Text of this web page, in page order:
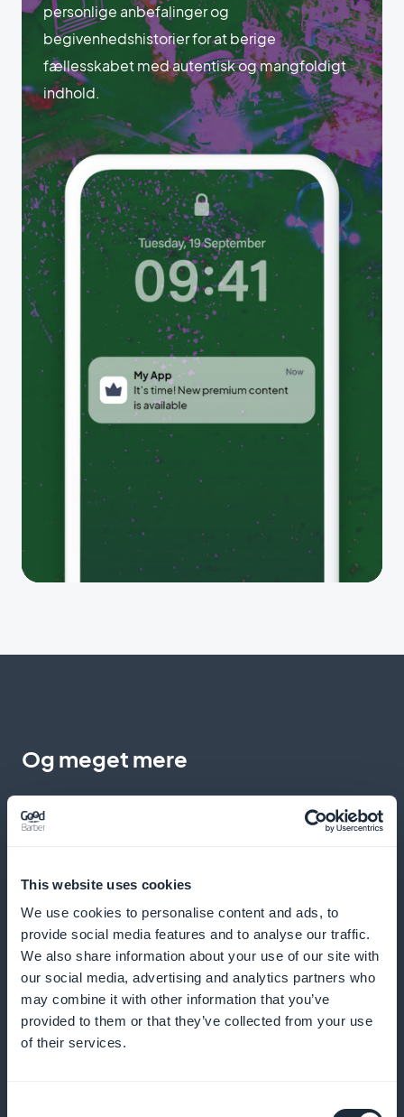
This website uses cookies
We use cookies to personalise content and ads, to
provide social media features and to analyse our traffic.
We also share information about your use of our site with
our social media, advertising and analytics partners who
may combine it with other information that you’ve
provided to them or that they’ve collected from your use
of their services.
personlige anbefalinger og
begivenhedshistorier for at berige
fællesskabet med autentisk og mangfoldigt
indhold.
Og meget mere
Tips til at få mest muligt ud af
festlighederne
Giv tips til, hvordan du får mest muligt ud af hver
begivenhed, herunder de bedste tidspunkter at
deltage på og højdepunkter, du ikke må gå glip af